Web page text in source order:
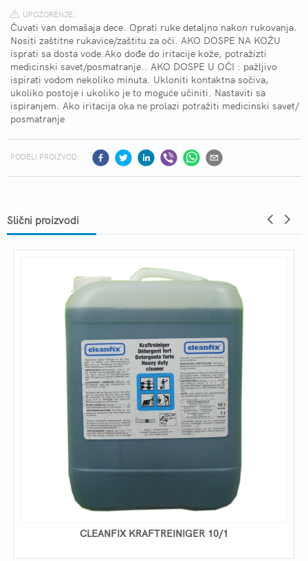
UPOZORENJE:
Čuvati van domašaja dece. Oprati ruke detaljno nakon rukovanja.
Nositi zaštitne rukavice/zaštitu za oči. AKO DOSPE NA KOŽU
isprati sa dosta vode.Ako dođe do iritacije kože, potražizti
medicinski savet/posmatranje.. AKO DOSPE U OČI : pažljivo
ispirati vodom nekoliko minuta. Ukloniti kontaktna sočiva,
ukoliko postoje i ukoliko je to moguće učiniti. Nastaviti sa
ispiranjem. Ako iritacija oka ne prolazi potražiti medicinski savet/
posmatranje
PODELI PROIZVOD:
Slični proizvodi
CLEANFIX KRAFTREINIGER 10/1